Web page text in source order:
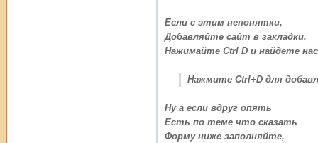
Если с этим непонятки,
Добавляйте сайт в закладки.
Нажимайте Ctrl D и найдете
Нажмите Ctrl+D для
Ну а если вдруг опять
Есть по теме что сказать
Форму ниже заполняйте,